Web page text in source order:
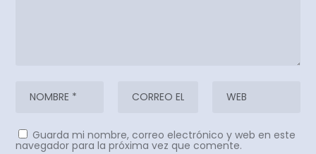
Guarda mi nombre, correo electrónico y web en este
navegador para la próxima vez que comente.